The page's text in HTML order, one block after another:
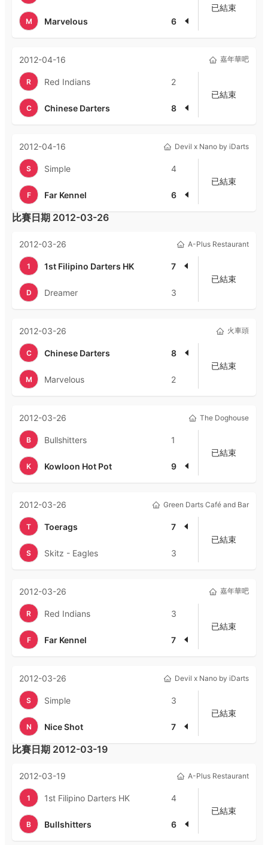
M Marvelous 6
已結束
2012-04-16 嘉年華吧
R Red Indians 2
C Chinese Darters 8
已結束
2012-04-16 Devil x Nano by iDarts
S Simple 4
F Far Kennel 6
已結束
比賽日期 2012-03-26
2012-03-26 A-Plus Restaurant
1 1st Filipino Darters HK 7
D Dreamer 3
已結束
2012-03-26 火車頭
C Chinese Darters 8
M Marvelous 2
已結束
2012-03-26 The Doghouse
B Bullshitters 1
K Kowloon Hot Pot 9
已結束
2012-03-26 Green Darts Café and Bar
T Toerags 7
S Skitz - Eagles 3
已結束
2012-03-26 嘉年華吧
R Red Indians 3
F Far Kennel 7
已結束
2012-03-26 Devil x Nano by iDarts
S Simple 3
N Nice Shot 7
已結束
比賽日期 2012-03-19
2012-03-19 A-Plus Restaurant
1 1st Filipino Darters HK 4
B Bullshitters 6
已結束